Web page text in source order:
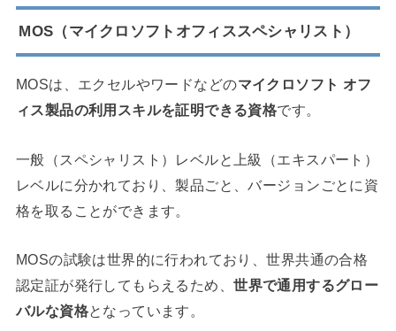
MOS（マイクロソフトオフィススペシャリスト）
MOSは、エクセルやワードなどのマイクロソフト オフ
ィス製品の利用スキルを証明できる資格です。
一般（スペシャリスト）レベルと上級（エキスパート）
レベルに分かれており、製品ごと、バージョンごとに資
格を取ることができます。
MOSの試験は世界的に行われており、世界共通の合格
認定証が発行してもらえるため、世界で通用するグロー
バルな資格となっています。